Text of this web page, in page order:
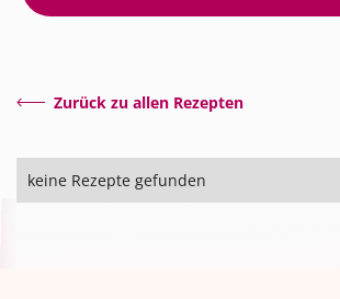
Zurück zu allen Rezepten
keine Rezepte gefunden